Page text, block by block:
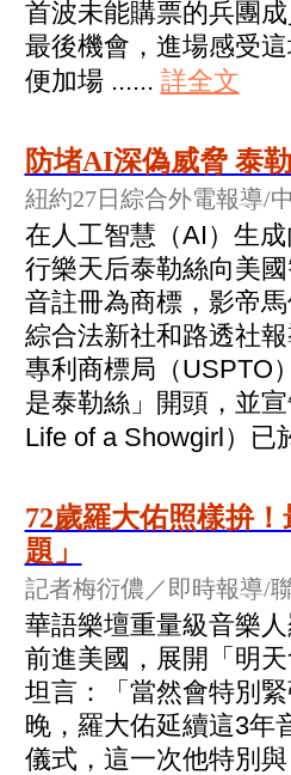
首波未能購票的兵團
最後機會，進場感受
便加場 ...... 詳全文
防堵AI深偽威脅 泰
紐約27日綜合外電報導/
在人工智慧（AI）生
行樂天后泰勒絲向美
音註冊為商標，影帝
綜合法新社和路透社
專利商標局（USPTO
是泰勒絲」開頭，並
Life of a Showgirl）已
72歲羅大佑照樣拚
題」
記者梅衍儂／即時報導/
華語樂壇重量級音樂
前進美國，展開「明
坦言：「當然會特別
晚，羅大佑延續這3年
儀式，這一次他特別